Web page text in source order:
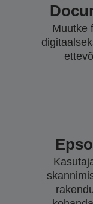
Muutke